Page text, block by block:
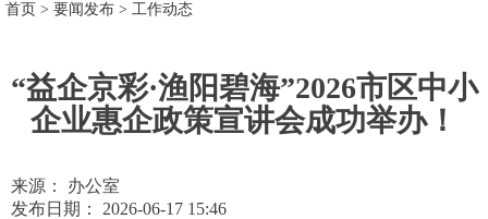
首页 > 要闻发布 > 工作动态
“益企京彩·渔阳碧海”2026市区中小
企业惠企政策宣讲会成功举办！
来源： 办公室
发布日期： 2026-06-17 15:46